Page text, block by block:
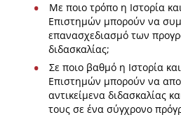
Με ποιο τρόπο η Ιστορία
Επιστημών μπορούν να
επανασχεδιασμό των
διδασκαλίας;
Σε ποιο βαθμό η Ιστορία
Επιστημών μπορούν να
αντικείμενα διδασκαλίας
τους σε ένα σύγχρονο